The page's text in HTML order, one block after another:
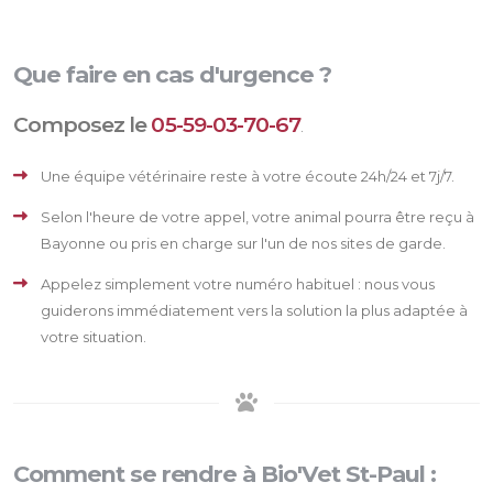
Que faire en cas d'urgence ?
Composez le05-59-03-70-67
Une équipe vétérinaire reste à votre écoute 24h/24 et 7j/7.
Selon l'heure de votre appel, votre animal pourra être reçu à
Bayonne ou pris en charge sur l'un de nos sites de garde.
Appelez simplement votre numéro habituel : nous vous
guiderons immédiatement vers la solution la plus adaptée à
votre situation.
Comment se rendre à Bio'Vet St-Paul :